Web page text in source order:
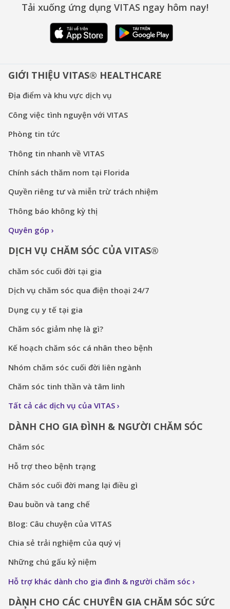
Tải xuống ứng dụng VITAS ngay hôm nay!
GIỚI THIỆU VITAS® HEALTHCARE
Địa điểm và khu vực dịch vụ
Công việc tình nguyện với VITAS
Phòng tin tức
Thông tin nhanh về VITAS
Chính sách thăm nom tại Florida
Quyền riêng tư và miễn trừ trách nhiệm
Thông báo không kỳ thị
Quyên góp
DỊCH VỤ CHĂM SÓC CỦA VITAS®
chăm sóc cuối đời tại gia
Dịch vụ chăm sóc qua điện thoại 24/7
Dụng cụ y tế tại gia
Chăm sóc giảm nhẹ là gì?
Kế hoạch chăm sóc cá nhân theo bệnh
Nhóm chăm sóc cuối đời liên ngành
Chăm sóc tinh thần và tâm linh
Tất cả các dịch vụ của VITAS
DÀNH CHO GIA ĐÌNH & NGƯỜI CHĂM SÓC
Chăm sóc
Hỗ trợ theo bệnh trạng
Chăm sóc cuối đời mang lại điều gì
Đau buồn và tang chế
Blog: Câu chuyện của VITAS
Chia sẻ trải nghiệm của quý vị
Những chú gấu kỷ niệm
Hỗ trợ khác dành cho gia đình & người chăm sóc
DÀNH CHO CÁC CHUYÊN GIA CHĂM SÓC SỨC